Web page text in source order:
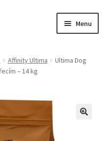
Menu
Affinity Ultima
Ultima Dog
– 14 kg